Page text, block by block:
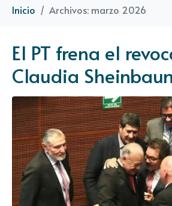
Inicio Archivos: marzo 2026
El PT frena el
Claudia